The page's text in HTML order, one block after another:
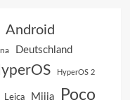
Android
Deutschland
HyperOS 2
Leica Mijia
Poco